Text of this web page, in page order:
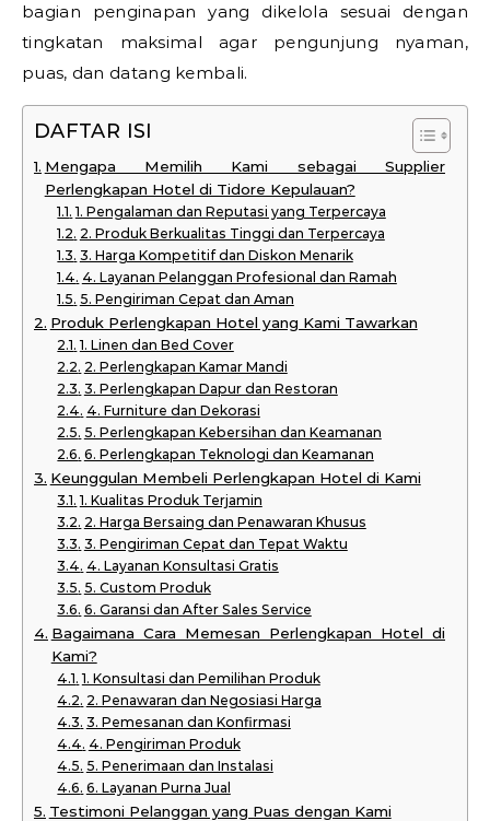
bagian penginapan yang dikelola sesuai dengan
tingkatan maksimal agar pengunjung nyaman,
puas, dan datang kembali.
DAFTAR ISI
Mengapa Memilih Kami sebagai Supplier
Perlengkapan Hotel di Tidore Kepulauan?
1. Pengalaman dan Reputasi yang Terpercaya
2. Produk Berkualitas Tinggi dan Terpercaya
3. Harga Kompetitif dan Diskon Menarik
4. Layanan Pelanggan Profesional dan Ramah
5. Pengiriman Cepat dan Aman
Produk Perlengkapan Hotel yang Kami Tawarkan
1. Linen dan Bed Cover
2. Perlengkapan Kamar Mandi
3. Perlengkapan Dapur dan Restoran
4. Furniture dan Dekorasi
5. Perlengkapan Kebersihan dan Keamanan
6. Perlengkapan Teknologi dan Keamanan
Keunggulan Membeli Perlengkapan Hotel di Kami
1. Kualitas Produk Terjamin
2. Harga Bersaing dan Penawaran Khusus
3. Pengiriman Cepat dan Tepat Waktu
4. Layanan Konsultasi Gratis
5. Custom Produk
6. Garansi dan After Sales Service
Bagaimana Cara Memesan Perlengkapan Hotel di
Kami?
1. Konsultasi dan Pemilihan Produk
2. Penawaran dan Negosiasi Harga
3. Pemesanan dan Konfirmasi
4. Pengiriman Produk
5. Penerimaan dan Instalasi
6. Layanan Purna Jual
Testimoni Pelanggan yang Puas dengan Kami